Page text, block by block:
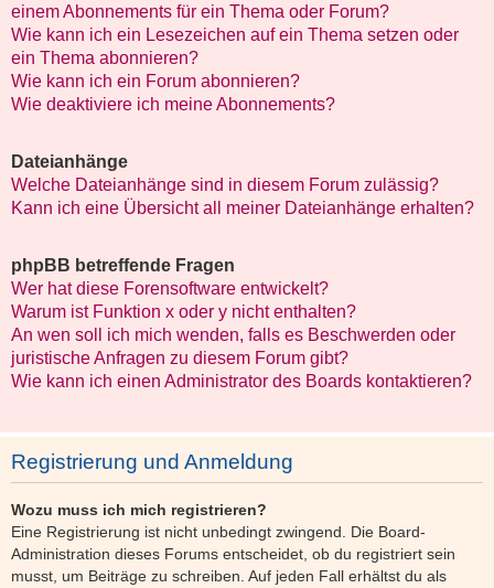
einem Abonnements für ein Thema oder Forum?
Wie kann ich ein Lesezeichen auf ein Thema setzen oder
ein Thema abonnieren?
Wie kann ich ein Forum abonnieren?
Wie deaktiviere ich meine Abonnements?
Dateianhänge
Welche Dateianhänge sind in diesem Forum zulässig?
Kann ich eine Übersicht all meiner Dateianhänge erhalten?
phpBB betreffende Fragen
Wer hat diese Forensoftware entwickelt?
Warum ist Funktion x oder y nicht enthalten?
An wen soll ich mich wenden, falls es Beschwerden oder
juristische Anfragen zu diesem Forum gibt?
Wie kann ich einen Administrator des Boards kontaktieren?
Registrierung und Anmeldung
Wozu muss ich mich registrieren?
Eine Registrierung ist nicht unbedingt zwingend. Die Board-
Administration dieses Forums entscheidet, ob du registriert sein
musst, um Beiträge zu schreiben. Auf jeden Fall erhältst du als